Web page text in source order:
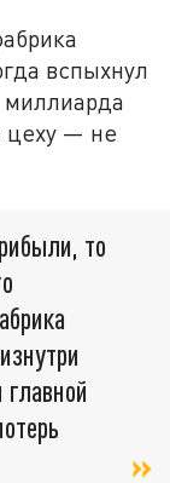
вспыхнул
миллиарда
цеху — не
то